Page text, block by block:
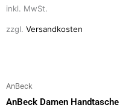
inkl. MwSt.
zzgl. Versandkosten
AnBeck
AnBeck Damen Handtasche
auf
Produktseite